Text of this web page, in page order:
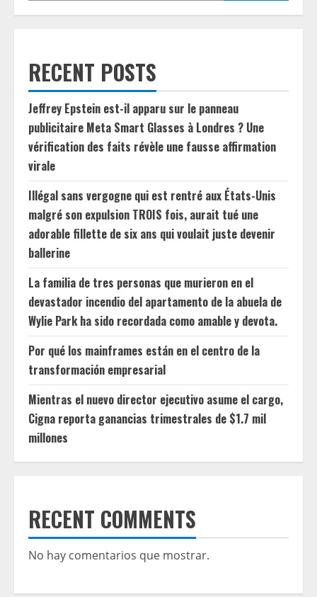
RECENT POSTS
Jeffrey Epstein est-il apparu sur le panneau
publicitaire Meta Smart Glasses à Londres ? Une
vérification des faits révèle une fausse affirmation
virale
Illégal sans vergogne qui est rentré aux États-Unis
malgré son expulsion TROIS fois, aurait tué une
adorable fillette de six ans qui voulait juste devenir
ballerine
La familia de tres personas que murieron en el
devastador incendio del apartamento de la abuela de
Wylie Park ha sido recordada como amable y devota.
Por qué los mainframes están en el centro de la
transformación empresarial
Mientras el nuevo director ejecutivo asume el cargo,
Cigna reporta ganancias trimestrales de $1.7 mil
millones
RECENT COMMENTS
No hay comentarios que mostrar.